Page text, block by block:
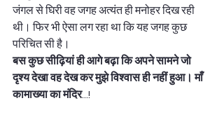
जंगल से घिरी वह जगह अत्यंत ही मनोहर दिख रही
थी। फिर भी ऐसा लग रहा था कि यह जगह कुछ
परिचित सी है।
बस कुछ सीढ़ियां ही आगे बढ़ा कि अपने सामने जो
दृश्य देखा वह देख कर मुझे विश्वास ही नहीं हुआ। माँ
कामाख्या का मंदिर...!